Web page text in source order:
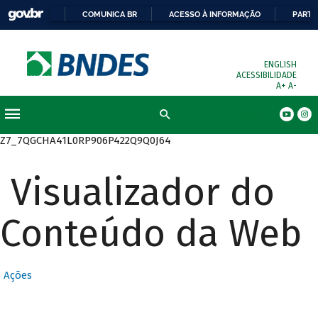
COMUNICA BR ACESSO À INFORMAÇÃO
ENGLISH
ACESSIBILIDADE
A+ A-
Z7_7QGCHA41L0RP906P422Q9Q0J64
Visualizador do
Conteúdo da Web
Ações